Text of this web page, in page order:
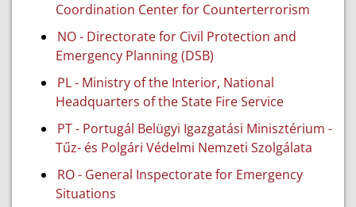
Coordination Center for Counterterrorism
NO - Directorate for Civil Protection and
Emergency Planning (DSB)
PL - Ministry of the Interior, National
Headquarters of the State Fire Service
PT - Portugál Belügyi Igazgatási Minisztérium -
Tűz- és Polgári Védelmi Nemzeti Szolgálata
RO - General Inspectorate for Emergency
Situations